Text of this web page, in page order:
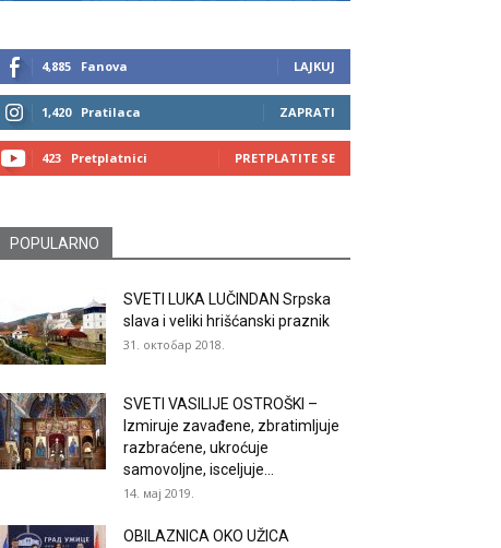
4,885 Fanova LAJKUJ
1,420 Pratilaca ZAPRATI
423 Pretplatnici PRETPLATITE SE
POPULARNO
SVETI LUKA LUČINDAN Srpska
slava i veliki hrišćanski praznik
31. октобар 2018.
SVETI VASILIJE OSTROŠKI –
Izmiruje zavađene, zbratimljuje
razbraćene, ukroćuje
samovoljne, isceljuje...
14. мај 2019.
OBILAZNICA OKO UŽICA